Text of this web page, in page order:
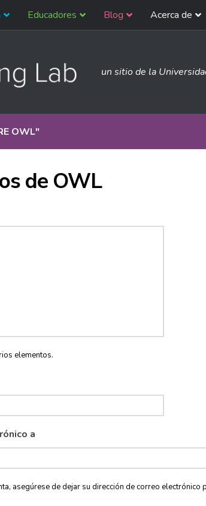
Educadores Blog Acerca de
un sitio de la
OWL"
de OWL
elementos.
a
asegúrese de dejar su dirección de correo